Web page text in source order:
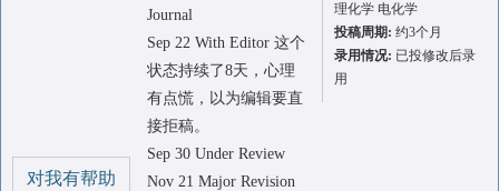
对我有帮助
Journal
Sep 22 With Editor 这个
状态持续了8天，心理
有点慌，以为编辑要直
接拒稿。
Sep 30 Under Review
Nov 21 Major Revision
理化学 电化学
投稿周期: 约3个月
录用情况: 已投修改后录
用